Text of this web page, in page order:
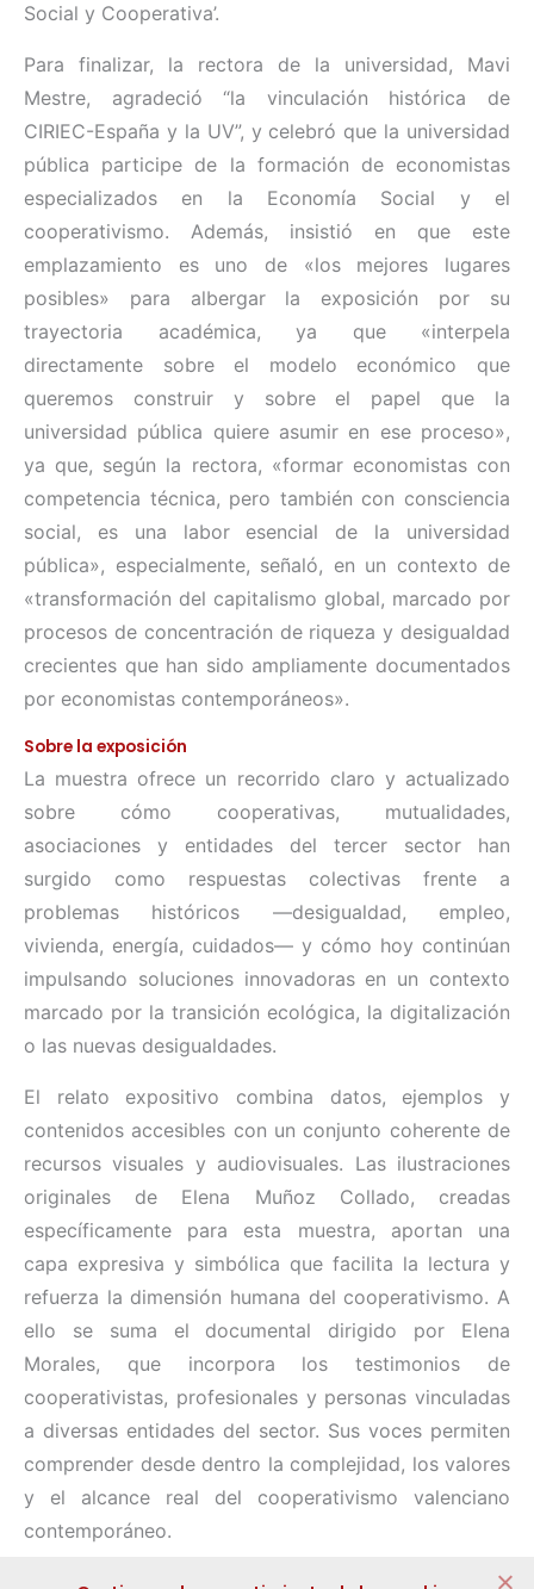
Social y Cooperativa’.
Para finalizar, la rectora de la universidad, Mavi
Mestre, agradeció “la vinculación histórica de
CIRIEC-España y la UV”, y celebró que la universidad
pública participe de la formación de economistas
especializados en la Economía Social y el
cooperativismo. Además, insistió en que este
emplazamiento es uno de «los mejores lugares
posibles» para albergar la exposición por su
trayectoria académica, ya que «interpela
directamente sobre el modelo económico que
queremos construir y sobre el papel que la
universidad pública quiere asumir en ese proceso»,
ya que, según la rectora, «formar economistas con
competencia técnica, pero también con consciencia
social, es una labor esencial de la universidad
pública», especialmente, señaló, en un contexto de
«transformación del capitalismo global, marcado por
procesos de concentración de riqueza y desigualdad
crecientes que han sido ampliamente documentados
por economistas contemporáneos».
Sobre la exposición
La muestra ofrece un recorrido claro y actualizado
sobre cómo cooperativas, mutualidades,
asociaciones y entidades del tercer sector han
surgido como respuestas colectivas frente a
problemas históricos —desigualdad, empleo,
vivienda, energía, cuidados— y cómo hoy continúan
impulsando soluciones innovadoras en un contexto
marcado por la transición ecológica, la digitalización
o las nuevas desigualdades.
El relato expositivo combina datos, ejemplos y
contenidos accesibles con un conjunto coherente de
recursos visuales y audiovisuales. Las ilustraciones
originales de Elena Muñoz Collado, creadas
específicamente para esta muestra, aportan una
capa expresiva y simbólica que facilita la lectura y
refuerza la dimensión humana del cooperativismo. A
ello se suma el documental dirigido por Elena
Morales, que incorpora los testimonios de
cooperativistas, profesionales y personas vinculadas
a diversas entidades del sector. Sus voces permiten
comprender desde dentro la complejidad, los valores
y el alcance real del cooperativismo valenciano
contemporáneo.